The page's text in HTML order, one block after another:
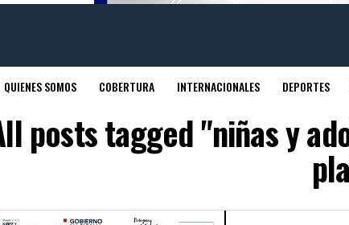
QUIENES SOMOS COBERTURA INTERNACIONALES DEPORTES
posts tagged "niñas y